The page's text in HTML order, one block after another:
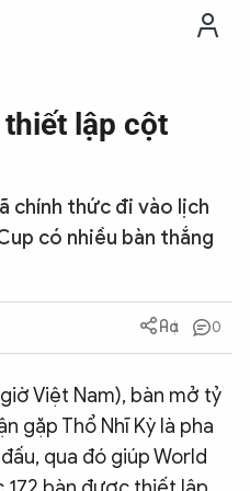
lập cột
chính thức đi vào lịch
có nhiều bàn thắng
0
Việt Nam), bàn mở tỷ
gặp Thổ Nhĩ Kỳ là pha
qua đó giúp World